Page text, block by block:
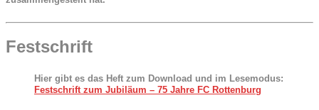
Festschrift
Hier gibt es das Heft zum Download und im Lesemodus:
Festschrift zum Jubiläum – 75 Jahre FC Rottenburg